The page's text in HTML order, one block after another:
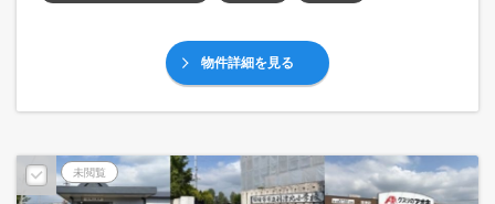
物件詳細を見る
未閲覧